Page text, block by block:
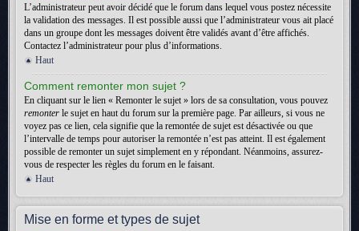
L’administrateur peut avoir décidé que le forum dans lequel vous postez nécessite
la validation des messages. Il est possible aussi que l’administrateur vous ait placé
dans un groupe dont les messages doivent être validés avant d’être affichés.
Contactez l’administrateur pour plus d’informations.
Haut
Comment remonter mon sujet ?
En cliquant sur le lien « Remonter le sujet » lors de sa consultation, vous pouvez
remonter le sujet en haut du forum sur la première page. Par ailleurs, si vous ne
voyez pas ce lien, cela signifie que la remontée de sujet est désactivée ou que
l’intervalle de temps pour autoriser la remontée n’est pas atteint. Il est également
possible de remonter un sujet simplement en y répondant. Néanmoins, assurez-
vous de respecter les règles du forum en le faisant.
Haut
Mise en forme et types de sujet